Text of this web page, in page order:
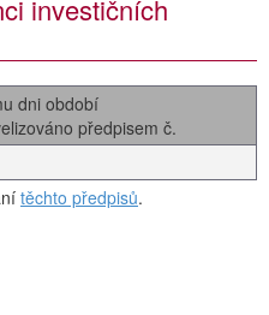
investičních
dni období
předpisem č.
těchto předpisů.